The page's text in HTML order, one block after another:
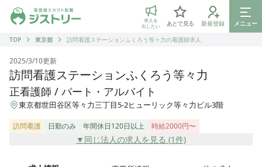
ジストリー 看護師の転職マッチング
求人を
出したい
あとで見る 新規登録
メニュー
TOP
東京都 訪問看護ステーションふくろう等々力の看護師求人
2025/3/10更新
訪問看護ステーションふくろう等々力
正看護師 / パート・アルバイト
東京都世田谷区等々力三丁目5-2ヒューリック等々力ビル3階
訪問看護 日勤のみ 年間休日120日以上 時給2000円〜
▼同じ法人の求人を見る (1件)